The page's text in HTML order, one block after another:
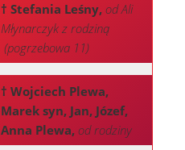
† Stefania Leśny, od Ali
Młynarczyk z rodziną
(pogrzebowa 11)
† Wojciech Plewa,
Marek syn, Jan, Józef,
Anna Plewa, od rodziny